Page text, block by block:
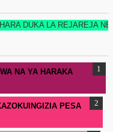
REJAREJA NEW TECH
NA YA HARAKA
PESA